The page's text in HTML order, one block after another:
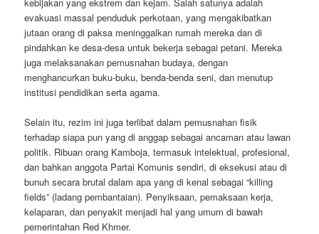
evakuasi massal penduduk perkotaan, yang mengakibatkan
jutaan orang di paksa meninggalkan rumah mereka dan di
pindahkan ke desa-desa untuk bekerja sebagai petani. Mereka
juga melaksanakan pemusnahan budaya, dengan
menghancurkan buku-buku, benda-benda seni, dan menutup
institusi pendidikan serta agama.
Selain itu, rezim ini juga terlibat dalam pemusnahan fisik
terhadap siapa pun yang di anggap sebagai ancaman atau lawan
politik. Ribuan orang Kamboja, termasuk intelektual, profesional,
dan bahkan anggota Partai Komunis sendiri, di eksekusi atau di
bunuh secara brutal dalam apa yang di kenal sebagai “killing
fields” (ladang pembantaian). Penyiksaan, pemaksaan kerja,
kelaparan, dan penyakit menjadi hal yang umum di bawah
pemerintahan Red Khmer.